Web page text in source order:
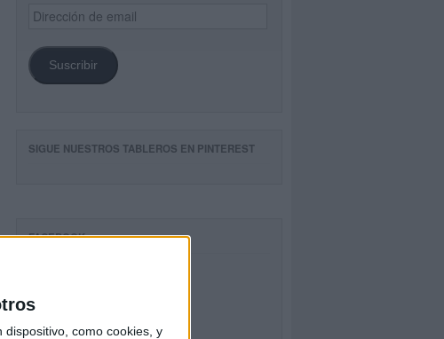
como cookies, y
Dirección
de
Suscribir
SIGUE NUESTROS TABLEROS EN PINTEREST
FACEBOOK